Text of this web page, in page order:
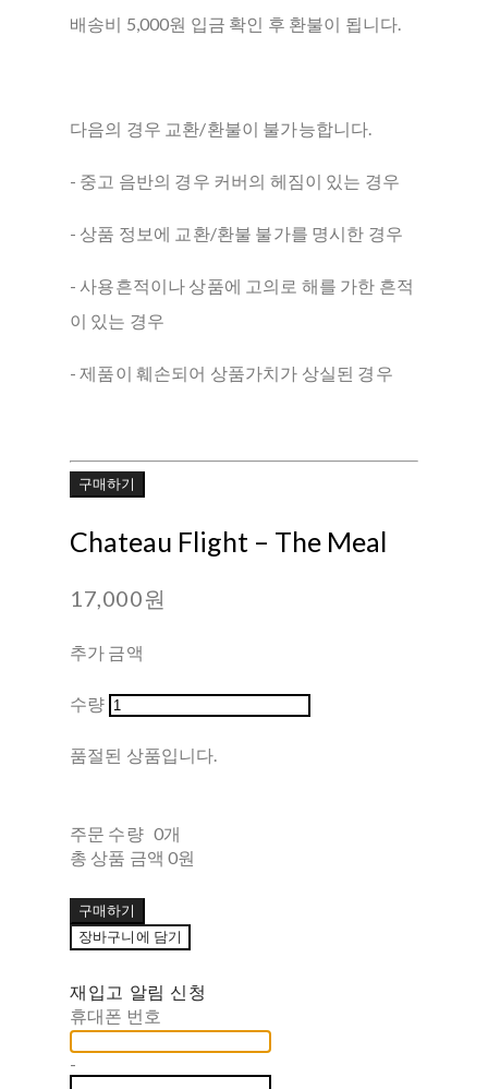
배송비 5,000원 입금 확인 후 환불이 됩니다.
다음의 경우 교환/환불이 불가능합니다.
- 중고 음반의 경우 커버의 헤짐이 있는 경우
- 상품 정보에 교환/환불 불가를 명시한 경우
- 사용흔적이나 상품에 고의로 해를 가한 흔적
이 있는 경우
- 제품이 훼손되어 상품가치가 상실된 경우
구매하기
Chateau Flight – The Meal
17,000원
추가 금액
수량
품절된 상품입니다.
주문 수량 0개
총 상품 금액 0원
구매하기
장바구니에 담기
재입고 알림 신청
휴대폰 번호
-